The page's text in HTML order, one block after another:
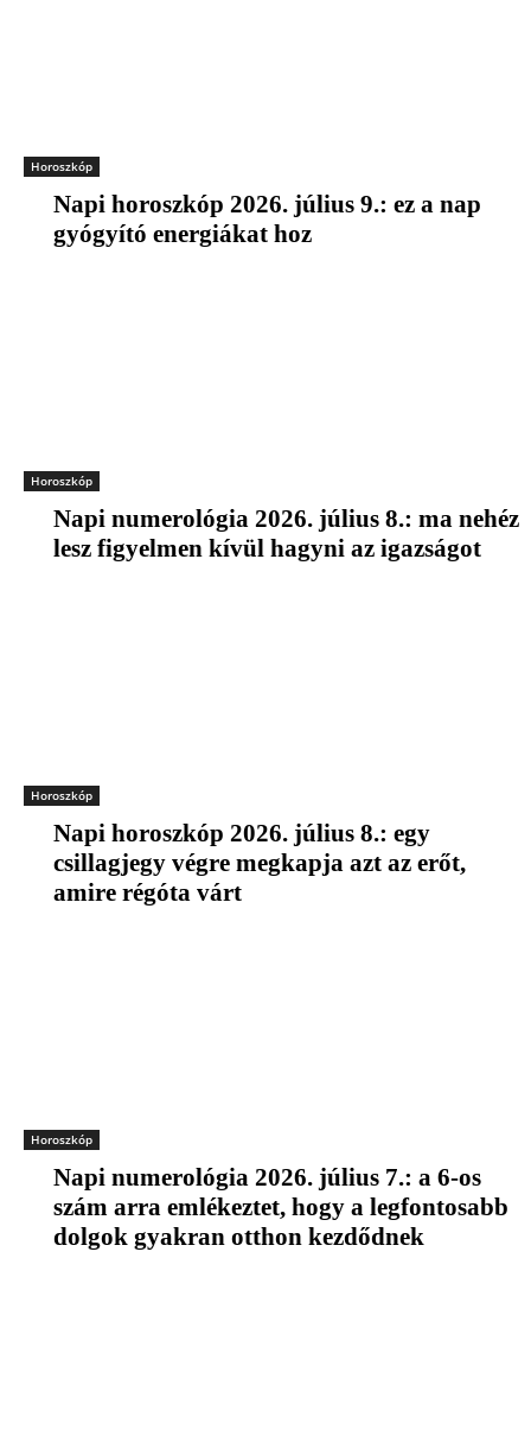
Horoszkóp
Napi horoszkóp 2026. július 9.: ez a nap
gyógyító energiákat hoz
Horoszkóp
Napi numerológia 2026. július 8.: ma nehéz
lesz figyelmen kívül hagyni az igazságot
Horoszkóp
Napi horoszkóp 2026. július 8.: egy
csillagjegy végre megkapja azt az erőt,
amire régóta várt
Horoszkóp
Napi numerológia 2026. július 7.: a 6-os
szám arra emlékeztet, hogy a legfontosabb
dolgok gyakran otthon kezdődnek